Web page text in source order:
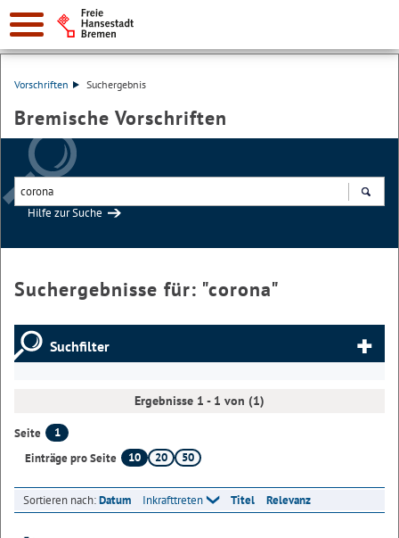
Vorschriften Suchergebnis
Bremische Vorschriften
Hilfe zur Suche
Suchergebnisse für: "corona"
Suchfilter
Ergebnisse 1 - 1 von (1)
Seite
1
Einträge pro Seite
10 20 50
Sortieren nach:Datum Inkrafttreten Titel Relevanz